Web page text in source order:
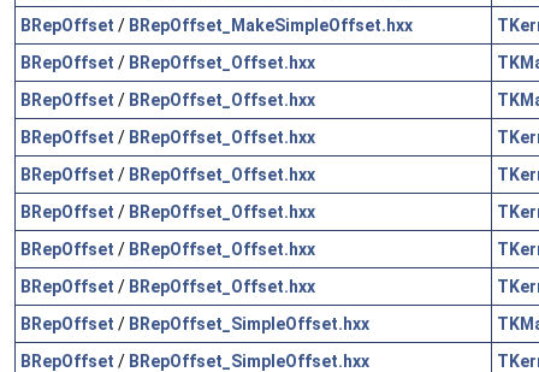
BRepOffset / BRepOffset_MakeSimpleOffset.hxx
BRepOffset / BRepOffset_Offset.hxx
BRepOffset / BRepOffset_Offset.hxx
BRepOffset / BRepOffset_Offset.hxx
BRepOffset / BRepOffset_Offset.hxx
BRepOffset / BRepOffset_Offset.hxx
BRepOffset / BRepOffset_Offset.hxx
BRepOffset / BRepOffset_Offset.hxx
BRepOffset / BRepOffset_SimpleOffset.hxx
BRepOffset / BRepOffset_SimpleOffset.hxx